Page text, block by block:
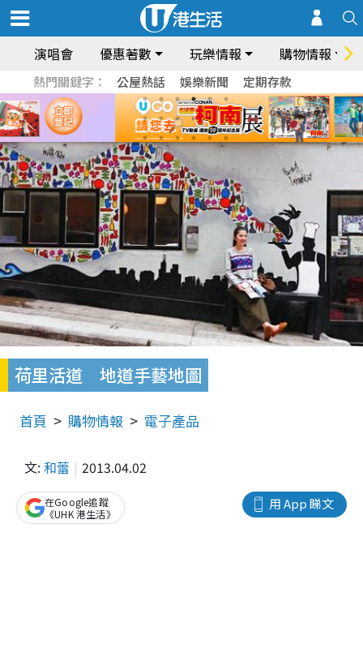
演唱會 優惠著數 玩樂情報 購物情報
熱門關鍵字： 公屋熱話 娛樂新聞 定期存款
荷里活道 地道手藝地圖
首頁 購物情報 電子產品
文: 和蕾 2013.04.02
用 App 睇文
在Google追蹤
《UHK 港生活》